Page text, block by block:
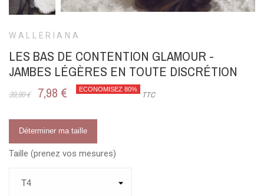
WALLERIANA
LES BAS DE CONTENTION GLAMOUR -
JAMBES LÉGÈRES EN TOUTE DISCRÉTION
39,90 € 7,98 € ECONOMISEZ 80%
TTC
Déterminer ma taille
Taille (prenez vos mesures)